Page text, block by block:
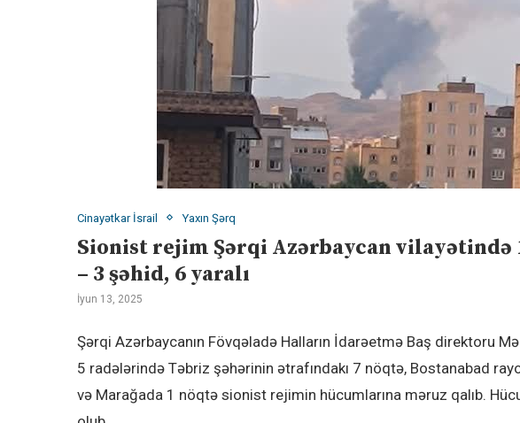
Cinayətkar İsrail Yaxın Şərq
Sionist rejim Şərqi Azərbaycan vilayətində
– 3 şəhid, 6 yaralı
İyun 13, 2025
Şərqi Azərbaycanın Fövqəladə Halların İdarəetmə Baş direktoru
5 radələrində Təbriz şəhərinin ətrafındakı 7 nöqtə, Bostanabad
və Marağada 1 nöqtə sionist rejimin hücumlarına məruz qalıb.